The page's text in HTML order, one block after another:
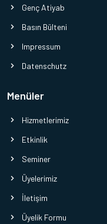
Genç Atiyab
Basın Bülteni
Impressum
Datenschutz
Menüler
Hizmetlerimiz
Etkinlik
Seminer
Üyelerimiz
İletişim
Üyelik Formu